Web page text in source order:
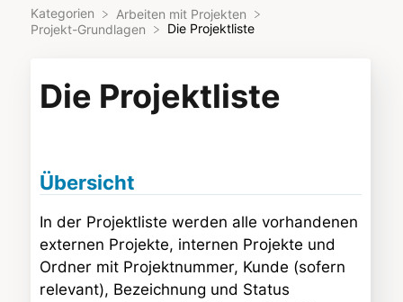
Kategorien
​Arbeiten mit Projekten
​Projekt-Grundlagen
Die Projektliste
Die Projektliste
Übersicht
In der Projektliste werden alle vorhandenen
externen Projekte, internen Projekte und
Ordner mit Projektnummer, Kunde (sofern
relevant), Bezeichnung und Status